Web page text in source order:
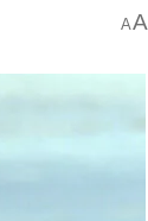
AA